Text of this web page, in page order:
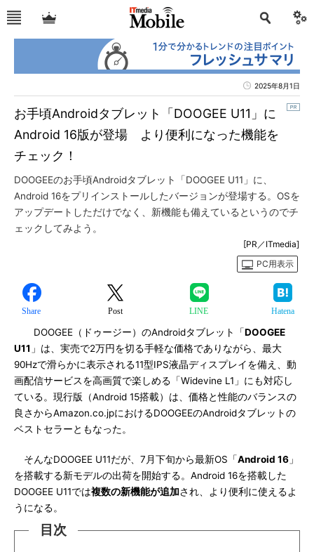
2025年8月1日
お手頃Androidタブレット「DOOGEE U11」に
Android 16版が登場 より便利になった機能を
チェック！
DOOGEEのお手頃Androidタブレット「DOOGEE U11」に、
Android 16をプリインストールしたバージョンが登場する。OSを
アップデートしただけでなく、新機能も備えているというのでチ
ェックしてみよう。
[PR／ITmedia]
PC用表示
Share Post LINE Hatena
DOOGEE（ドゥージー）のAndroidタブレット「DOOGEE
U11 」は、実売で2万円を切る手軽な価格でありながら、最大
90Hzで滑らかに表示される11型IPS液晶ディスプレイを備え、動
画配信サービスを高画質で楽しめる「Widevine L1」にも対応し
ている。現行版（Android 15搭載）は、価格と性能のバランスの
良さからAmazon.co.jpにおけるDOOGEEのAndroidタブレットの
ベストセラーともなった。
そんなDOOGEE U11だが、7月下旬から最新OS「Android 16 」
を搭載する新モデルの出荷を開始する。Android 16を搭載した
DOOGEE U11では複数の新機能が追加され、より便利に使えるよ
うになる。
目次